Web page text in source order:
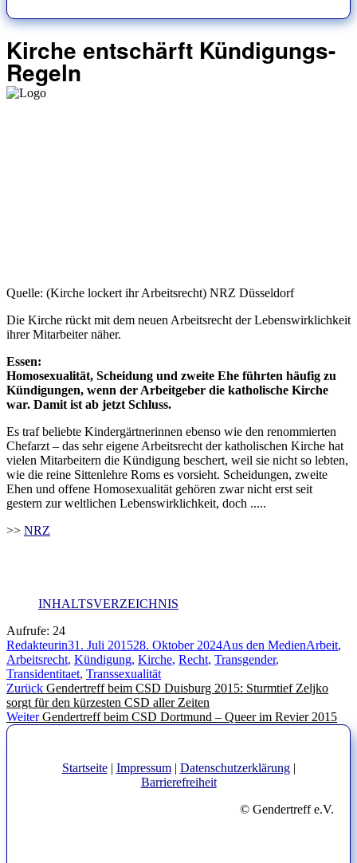
Kirche entschärft Kündigungs-
Regeln
Quelle: (Kirche lockert ihr Arbeitsrecht) NRZ Düsseldorf
Die Kirche rückt mit dem neuen Arbeitsrecht der Lebenswirklichkeit
ihrer Mitarbeiter näher.
Essen:
Homosexualität, Scheidung und zweite Ehe führten häufig zu
Kündigungen, wenn der Arbeitgeber die katholische Kirche
war. Damit ist ab jetzt Schluss.
Es traf beliebte Kindergärtnerinnen ebenso wie den renommierten
Chefarzt – das sehr eigene Arbeitsrecht der katholischen Kirche hat
vielen Mitarbeitern die Kündigung beschert, weil sie nicht so lebten,
wie die reine Sittenlehre Roms es vorsieht. Scheidungen, zweite
Ehen und offene Homosexualität gehören zwar nicht erst seit
gestern zur weltlichen Lebenswirklichkeit, doch .....
>> NRZ
INHALTSVERZEICHNIS
Aufrufe: 24
Autor
RedakteurinVeröffentlicht
am
31. Juli 201528. Oktober 2024Kategorien
Aus den MedienArbeit,
Arbeitsrecht, Kündigung, Kirche, Recht, Transgender,
Transidentitaet, Transsexualität
Beitragsnavigation
Zurück Vorheriger
Beitrag:
Gendertreff beim CSD Duisburg 2015: Sturmtief Zeljko
sorgt für den kürzesten CSD aller Zeiten
Weiter Nächster
Gendertreff beim CSD Dortmund – Queer im Revier 2015
Startseite| Impressum| Datenschutzerklärung|
Barrierefreiheit
© Gendertreff e.V.